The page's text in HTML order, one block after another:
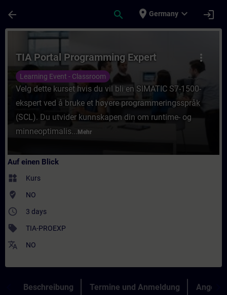
arrow_back search place Germany expand_more login
Kurs - TIA Portal Programming Expert -
more_vert
TIA Portal Programming Expert
Learning Event - Classroom
Velg dette kurset hvis du vil bli en SIMATIC S7-1500-
ekspert ved å bruke et høyere programmeringsspråk
(SCL). Du utvider kunnskapen din om runtime- og
minneoptimalis... Mehr
Auf einen Blick
widgets Kurs
where_to_vote NO
access_time 3 days
sell TIA-PROEXP
translate NO
Beschreibung Termine und Anmeldung Angebot